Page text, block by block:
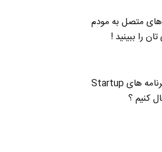
متصل به مودم
را ببینید !
چگونه برنامه های Startup
کنیم ؟